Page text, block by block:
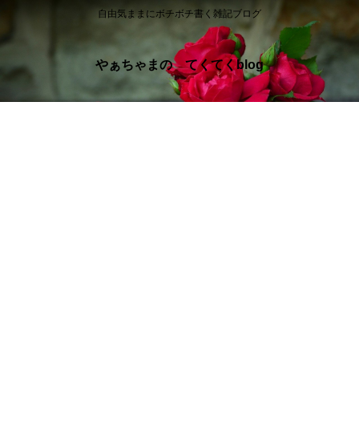
自由気ままにボチボチ書く雑記ブログ
やぁちゃまの てくてくblog